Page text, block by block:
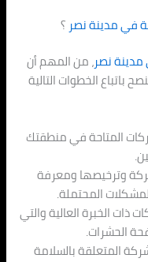
في مدينة نصر ؟
مدينة نصر، من المهم أن
الخطوات التالية
المتاحة في منطقتك
وترخيصها ومعرفة
المحتملة.
ذات الخبرة العالية والتي
الحشرات.
المتعلقة بالسلامة